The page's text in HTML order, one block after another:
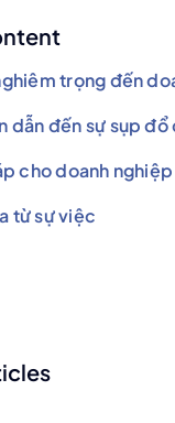
trọng đến
dẫn đến sự sụp đổ
cho doanh
từ sự việc